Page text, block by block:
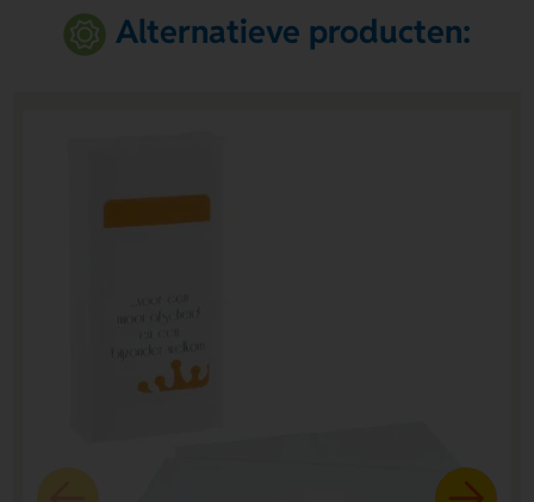
Alternatieve producten: